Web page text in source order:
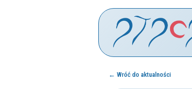
← Wróć do aktualności